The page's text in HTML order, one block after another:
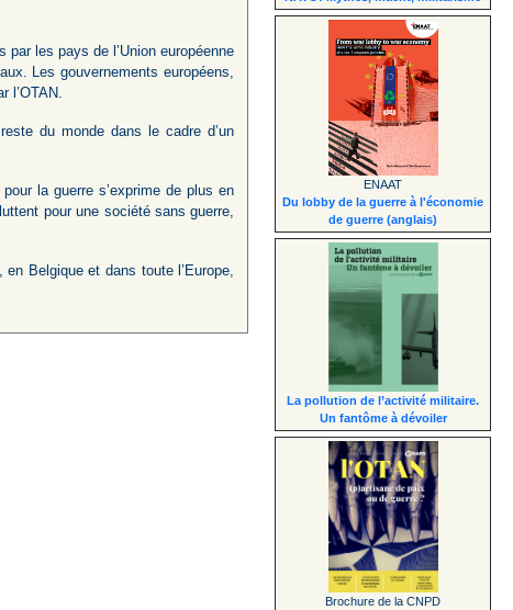
par les pays de l’Union européenne
Les gouvernements européens,
l’OTAN.
du monde dans le cadre d’un
la guerre s’exprime de plus en
pour une société sans guerre,
Belgique et dans toute l’Europe,
ENAAT
Du lobby de la guerre à l'économie
de guerre (anglais)
La pollution de l’activité militaire.
Un fantôme à dévoiler
Brochure de la CNPD